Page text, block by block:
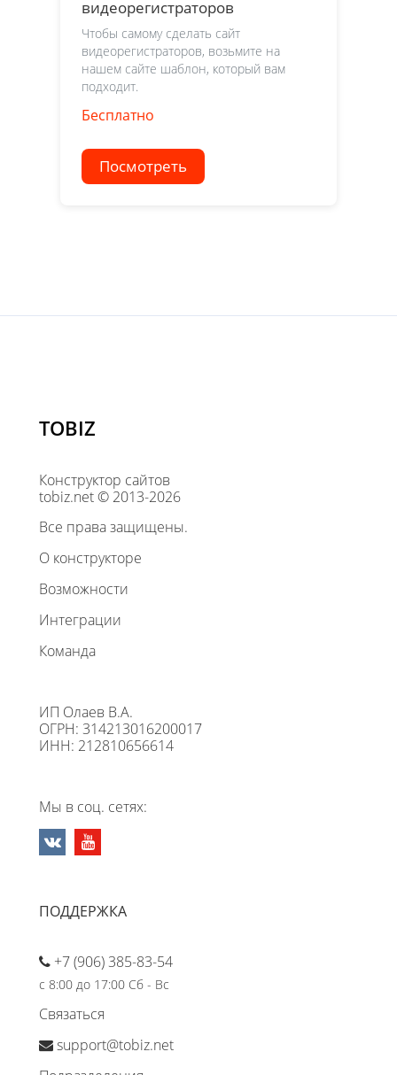
видеорегистраторов
Чтобы самому сделать сайт
видеорегистраторов, возьмите на
нашем сайте шаблон, который вам
подходит.
Бесплатно
Посмотреть
TOBIZ
Конструктор сайтов
tobiz.net © 2013-2026
Все права защищены.
О конструкторе
Возможности
Интеграции
Команда
ИП Олаев В.А.
ОГРН: 314213016200017
ИНН: 212810656614
Мы в соц. сетях:
ПОДДЕРЖКА
+7 (906) 385-83-54
с 8:00 до 17:00 Сб - Вс
Связаться
support@tobiz.net